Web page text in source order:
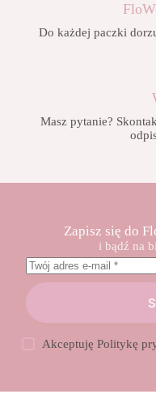
Do każdej paczki
Masz pytanie?
Zapisz się do
i bądź na
AkceptujęPolitykę